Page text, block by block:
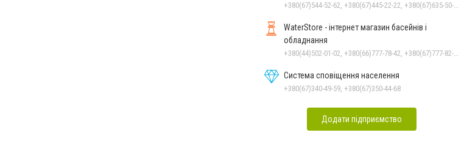
+380(67)544-52-62, +380(67)445-22-22, +380(67)635-50-50
WaterStore - інтернет магазин басейнів і
обладнання
+380(44)502-01-02, +380(66)777-78-42, +380(67)777-82-19, +380(67)890-80-80, +380(73)890-80-80, +380(44)502-01-03
Система сповіщення населення
+380(67)340-49-59, +380(67)350-44-68
Додати підприємство